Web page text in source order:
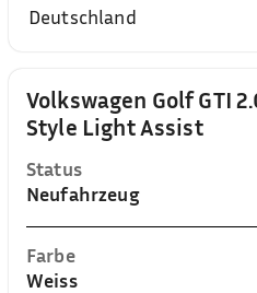
Volkswagen Golf GTI
Style Light Assist
Status
Neufahrzeug
Farbe
Weiss
Deutschland